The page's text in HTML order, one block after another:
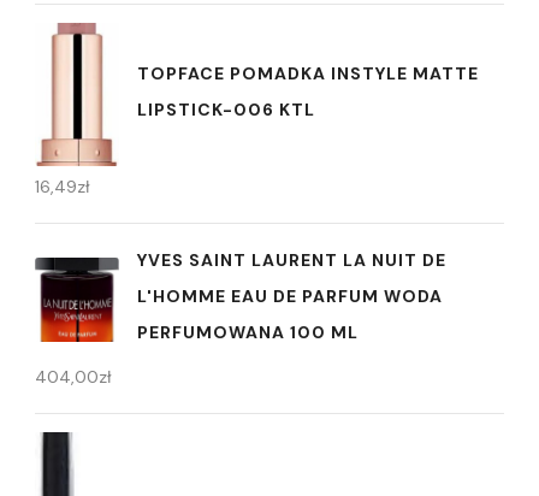
TOPFACE POMADKA INSTYLE MATTE
LIPSTICK-006 KTL
16,49zł
YVES SAINT LAURENT LA NUIT DE
L'HOMME EAU DE PARFUM WODA
PERFUMOWANA 100 ML
404,00zł